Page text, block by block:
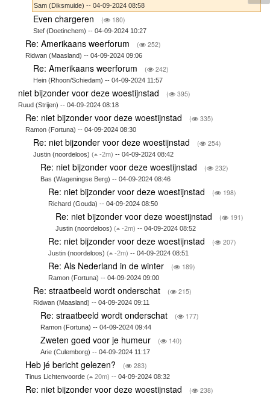
Sam (Diksmuide) -- 04-09-2024 08:58
Even chargeren ( 180)
Stef (Doetinchem) -- 04-09-2024 10:27
Re: Amerikaans weerforum ( 252)
Ridwan (Maasland) -- 04-09-2024 09:06
Re: Amerikaans weerforum ( 242)
Hein (Rhoon/Schiedam) -- 04-09-2024 11:57
niet bijzonder voor deze woestijnstad ( 395)
Ruud (Strijen) -- 04-09-2024 08:18
Re: niet bijzonder voor deze woestijnstad ( 335)
Ramon (Fortuna) -- 04-09-2024 08:30
Re: niet bijzonder voor deze woestijnstad ( 254)
Justin (noordeloos) ( -2m) -- 04-09-2024 08:42
Re: niet bijzonder voor deze woestijnstad ( 232)
Bas (Wageningse Berg) -- 04-09-2024 08:46
Re: niet bijzonder voor deze woestijnstad ( 198)
Richard (Gouda) -- 04-09-2024 08:50
Re: niet bijzonder voor deze woestijnstad ( 191)
Justin (noordeloos)( -2m) -- 04-09-2024 08:52
Re: niet bijzonder voor deze woestijnstad ( 207)
Justin (noordeloos) ( -2m) -- 04-09-2024 08:51
Re: Als Nederland in de winter ( 189)
Ramon (Fortuna) -- 04-09-2024 09:00
Re: straatbeeld wordt onderschat ( 215)
Ridwan (Maasland) -- 04-09-2024 09:11
Re: straatbeeld wordt onderschat ( 177)
Ramon (Fortuna) -- 04-09-2024 09:44
Zweten goed voor je humeur ( 140)
Arie (Culemborg) -- 04-09-2024 11:17
Heb jé bericht gelezen? ( 283)
Tinus Lichtenvoorde( 20m) -- 04-09-2024 08:32
Re: niet bijzonder voor deze woestijnstad ( 238)